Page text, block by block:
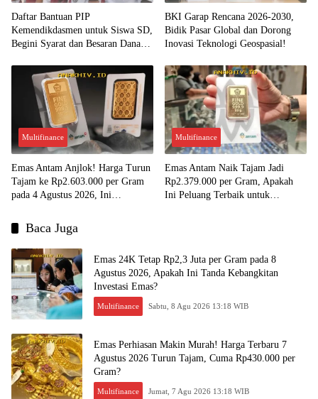
Daftar Bantuan PIP
Kemendikdasmen untuk Siswa SD,
Begini Syarat dan Besaran Dana
BKI Garap Rencana 2026-2030,
Bidik Pasar Global dan Dorong
Inovasi Teknologi Geospasial!
Multifinance
Emas Antam Anjlok! Harga Turun
Tajam ke Rp2.603.000 per Gram
pada 4 Agustus 2026, Ini
Multifinance
Emas Antam Naik Tajam Jadi
Rp2.379.000 per Gram, Apakah
Ini Peluang Terbaik untuk
Baca Juga
Emas 24K Tetap Rp2,3 Juta per Gram pada 8
Agustus 2026, Apakah Ini Tanda Kebangkitan
Investasi Emas?
Multifinance Sabtu, 8 Agu 2026 13:18 WIB
Emas Perhiasan Makin Murah! Harga Terbaru 7
Agustus 2026 Turun Tajam, Cuma Rp430.000 per
Gram?
Multifinance Jumat, 7 Agu 2026 13:18 WIB